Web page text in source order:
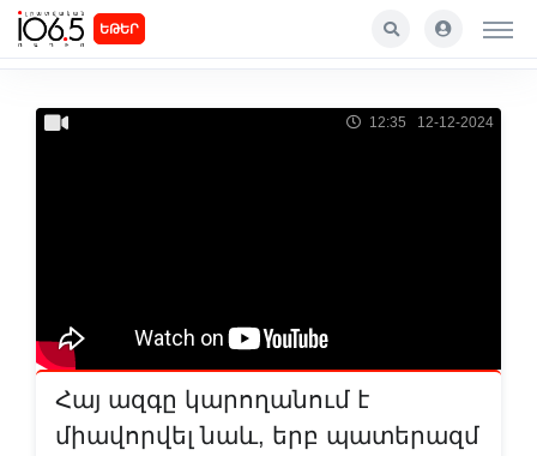
ԵԹԵՐ
12:35 12-12-2024
Հայ ազգը կարողանում է
միավորվել նաև, երբ պատերազմ